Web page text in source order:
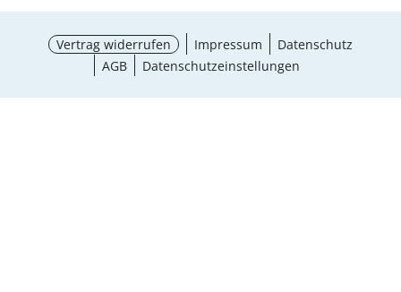
Vertrag widerrufen Impressum
Datenschutz
AGB
Datenschutzeinstellungen